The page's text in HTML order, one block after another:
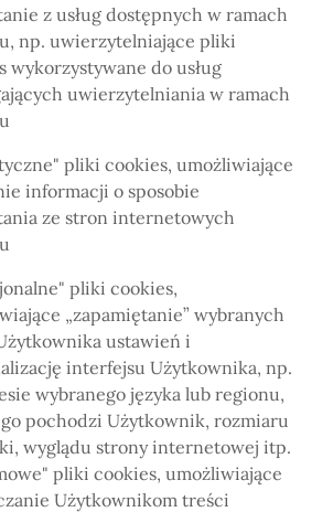
z usług dostępnych w ramach
np. uwierzytelniające pliki
wykorzystywane do usług
uwierzytelniania w ramach
pliki cookies, umożliwiające
informacji o sposobie
ze stron internetowych
pliki cookies,
„zapamiętanie” wybranych
ustawień i
interfejsu Użytkownika, np.
wybranego języka lub regionu,
pochodzi Użytkownik, rozmiaru
wyglądu strony internetowej itp.
pliki cookies, umożliwiające
Użytkownikom treści